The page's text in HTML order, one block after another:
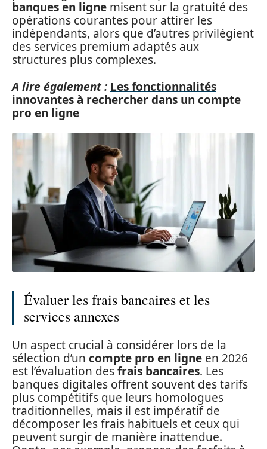
banques en ligne misent sur la gratuité des
opérations courantes pour attirer les
indépendants, alors que d’autres privilégient
des services premium adaptés aux
structures plus complexes.
A lire également : Les fonctionnalités
innovantes à rechercher dans un compte
pro en ligne
Évaluer les frais bancaires et les
services annexes
Un aspect crucial à considérer lors de la
sélection d’un compte pro en ligne en 2026
est l’évaluation desfrais bancaires. Les
banques digitales offrent souvent des tarifs
plus compétitifs que leurs homologues
traditionnelles, mais il est impératif de
décomposer les frais habituels et ceux qui
peuvent surgir de manière inattendue.